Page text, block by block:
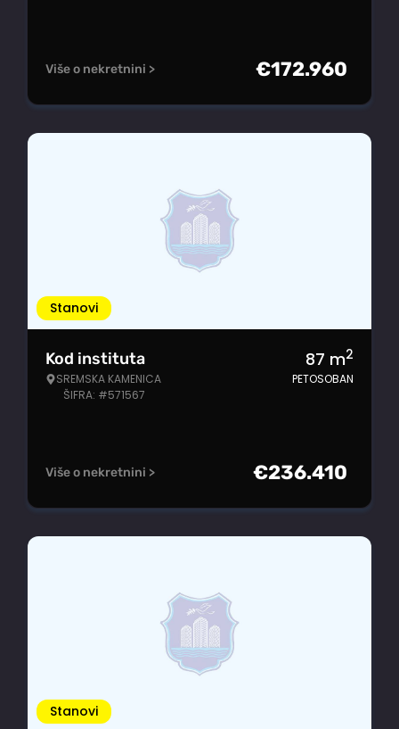
Više o nekretnini > €172.960
Stanovi
Kod instituta
SREMSKA KAMENICA
ŠIFRA: #571567
87 m2
PETOSOBAN
Više o nekretnini > €236.410
Stanovi